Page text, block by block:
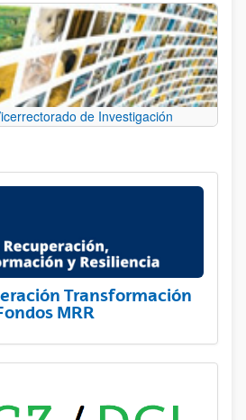
de Investigación
Transformación
MRR